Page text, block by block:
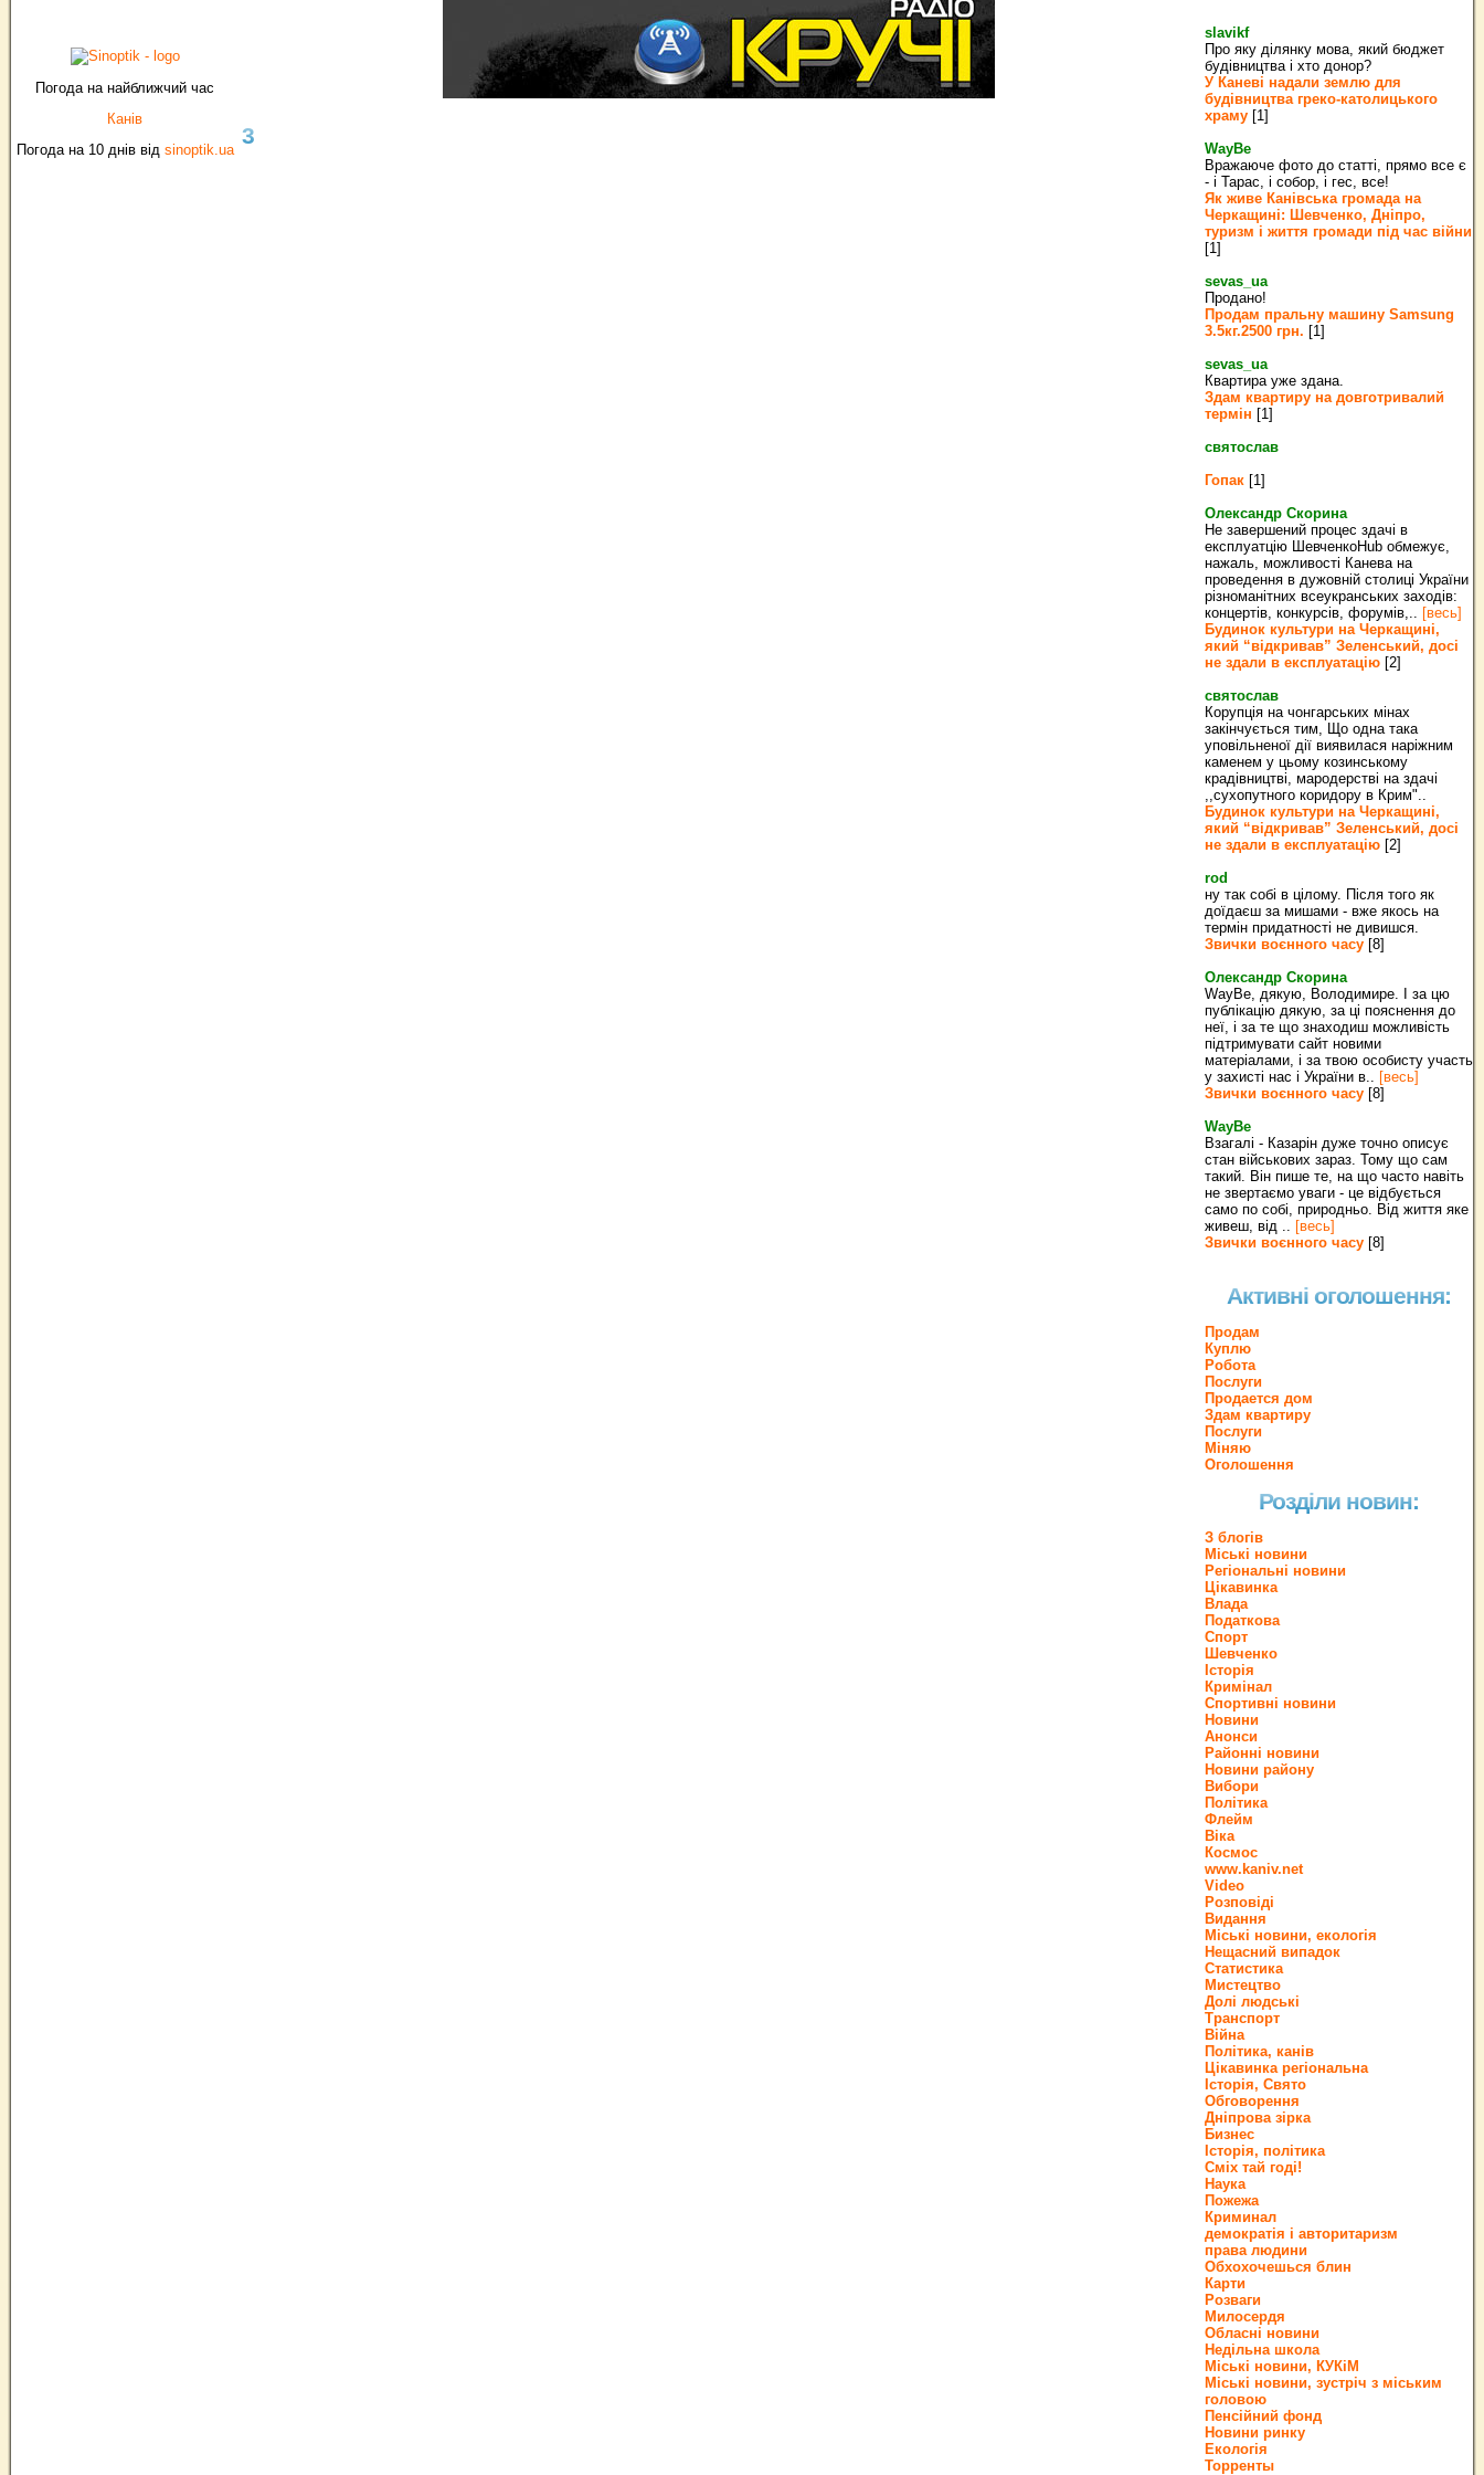
Погода на найближчий час
Канів
Погода на 10 днів від sinoptik.ua
3
slavikf
Про яку ділянку мова, який бюджет
будівництва і хто донор?
У Каневі надали землю для
будівництва греко‐католицького
храму [1]
WayBe
Вражаюче фото до статті, прямо все є
- і Тарас, і собор, і гес, все!
Як живе Канівська громада на
Черкащині: Шевченко, Дніпро,
туризм і життя громади під час війни
[1]
sevas_ua
Продано!
Продам пральну машину Samsung
3.5кг.2500 грн. [1]
sevas_ua
Квартира уже здана.
Здам квартиру на довготривалий
термін [1]
святослав
Гопак [1]
Олександр Скорина
Не завершений процес здачі в
експлуатцію ШевченкоHub обмежує,
нажаль, можливості Канева на
проведення в дужовній столиці України
різноманітних всеукранських заходів:
концертів, конкурсів, форумів,.. [весь]
Будинок культури на Черкащині,
який “відкривав” Зеленський, досі
не здали в експлуатацію [2]
святослав
Корупція на чонгарських мінах
закінчується тим, Що одна така
уповільненої дії виявилася наріжним
каменем у цьому козинському
крадівництві, мародерстві на здачі
,,сухопутного коридору в Крим"..
Будинок культури на Черкащині,
який “відкривав” Зеленський, досі
не здали в експлуатацію [2]
rod
ну так собі в цілому. Після того як
доїдаєш за мишами - вже якось на
термін придатності не дивишся.
Звички воєнного часу [8]
Олександр Скорина
WayBe, дякую, Володимире. І за цю
публікацію дякую, за ці пояснення до
неї, і за те що знаходиш можливість
підтримувати сайт новими
матеріалами, і за твою особисту участь
у захисті нас і України в.. [весь]
Звички воєнного часу [8]
WayBe
Взагалі - Казарін дуже точно описує
стан військових зараз. Тому що сам
такий. Він пише те, на що часто навіть
не звертаємо уваги - це відбується
само по собі, природньо. Від життя яке
живеш, від .. [весь]
Звички воєнного часу [8]
Активні оголошення:
Продам
Куплю
Робота
Послуги
Продается дом
Здам квартиру
Послуги
Міняю
Оголошення
Розділи новин:
З блогів
Міські новини
Регіональні новини
Цікавинка
Влада
Податкова
Спорт
Шевченко
Історія
Кримінал
Спортивні новини
Новини
Анонси
Районні новини
Новини району
Вибори
Політика
Флейм
Віка
Космос
www.kaniv.net
Video
Розповіді
Видання
Міські новини, екологія
Нещасний випадок
Статистика
Мистецтво
Долі людські
Транспорт
Війна
Політика, канів
Цікавинка регіональна
Історія, Свято
Обговорення
Дніпрова зірка
Бизнес
Історія, політика
Сміх тай годі!
Наука
Пожежа
Криминал
демократія і авторитаризм
права людини
Обхохочешься блин
Карти
Розваги
Милосердя
Обласні новини
Недільна школа
Міські новини, КУКіМ
Міські новини, зустріч з міським
головою
Пенсійний фонд
Новини ринку
Екологія
Торренты